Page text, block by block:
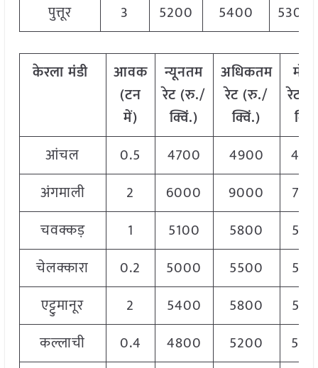
पुत्तूर
3 5200 5400 5300
केरलामंडी
आवक
(टन
में)
न्यूनतम
रेट (रु./
क्विं.)
अधिकतम
रेट (रु./
क्विं.)
रेट
आंचल
0.5 4700 4900
अंगमाली
2 6000 9000
चवक्कड़
1 5100 5800
चेलक्कारा
0.2 5000 5500
एट्टुमानूर
2 5400 5800
कल्लाची
0.4 4800 5200